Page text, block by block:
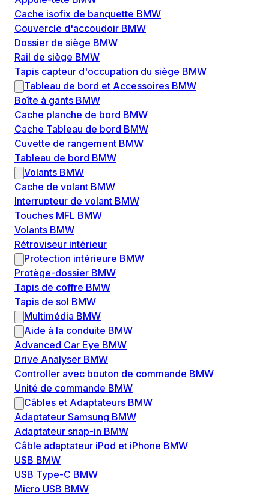
Cache isofix de banquette BMW
Couvercle d'accoudoir BMW
Dossier de siège BMW
Rail de siège BMW
Tapis capteur d'occupation du siège BMW
Tableau de bord et Accessoires BMW
Boîte à gants BMW
Cache planche de bord BMW
Cache Tableau de bord BMW
Cuvette de rangement BMW
Tableau de bord BMW
Volants BMW
Cache de volant BMW
Interrupteur de volant BMW
Touches MFL BMW
Volants BMW
Rétroviseur intérieur
Protection intérieure BMW
Protège-dossier BMW
Tapis de coffre BMW
Tapis de sol BMW
Multimédia BMW
Aide à la conduite BMW
Advanced Car Eye BMW
Drive Analyser BMW
Controller avec bouton de commande BMW
Unité de commande BMW
Câbles et Adaptateurs BMW
Adaptateur Samsung BMW
Adaptateur snap-in BMW
Câble adaptateur iPod et iPhone BMW
USB BMW
USB Type-C BMW
Micro USB BMW